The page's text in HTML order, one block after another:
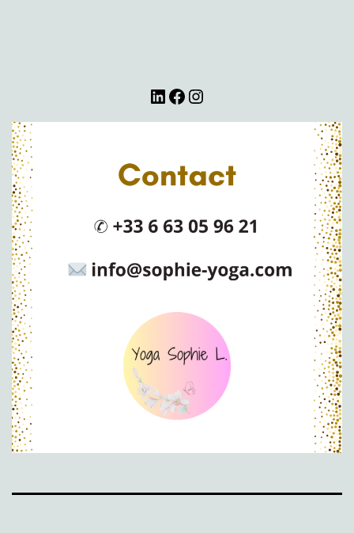
LinkedIn
Facebook
Instagram